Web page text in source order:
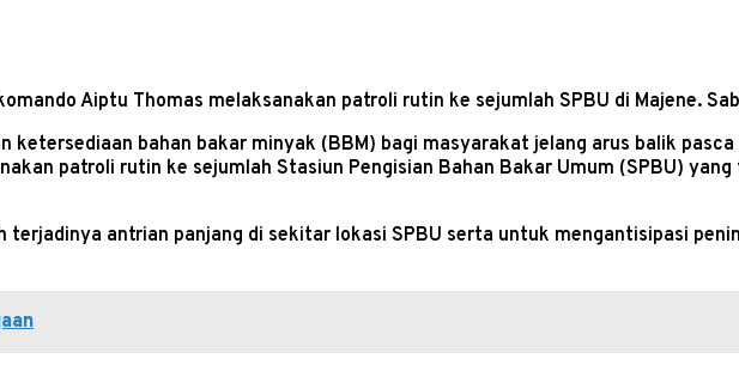
Aiptu Thomas melaksanakan patroli rutin ke sejumlah SPBU di Majene.
ketersediaan bahan bakar minyak (BBM) bagi masyarakat jelang arus balik
patroli rutin ke sejumlah Stasiun Pengisian Bahan Bakar Umum (SPBU)
antrian panjang di sekitar lokasi SPBU serta untuk mengantisipasi